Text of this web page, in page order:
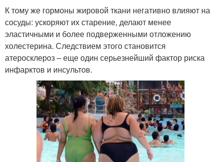
К тому же гормоны жировой ткани негативно влияют на
сосуды: ускоряют их старение, делают менее
эластичными и более подверженными отложению
холестерина. Следствием этого становится
атеросклероз – еще один серьезнейший фактор риска
инфарктов и инсультов.